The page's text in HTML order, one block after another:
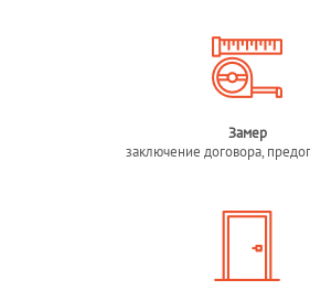
Замер
заключение договора,